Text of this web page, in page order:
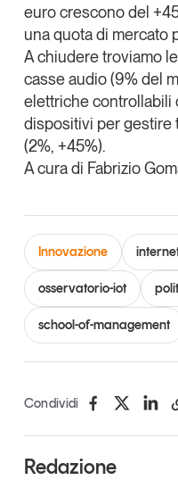
euro crescono del
una quota di mercato
A chiudere troviamo
casse audio (9% del
elettriche controllabili
dispositivi per gestire
(2%, +45%).
A cura di Fabrizio
Innovazione
osservatorio-iot
school-of-management
Condividi
Redazione